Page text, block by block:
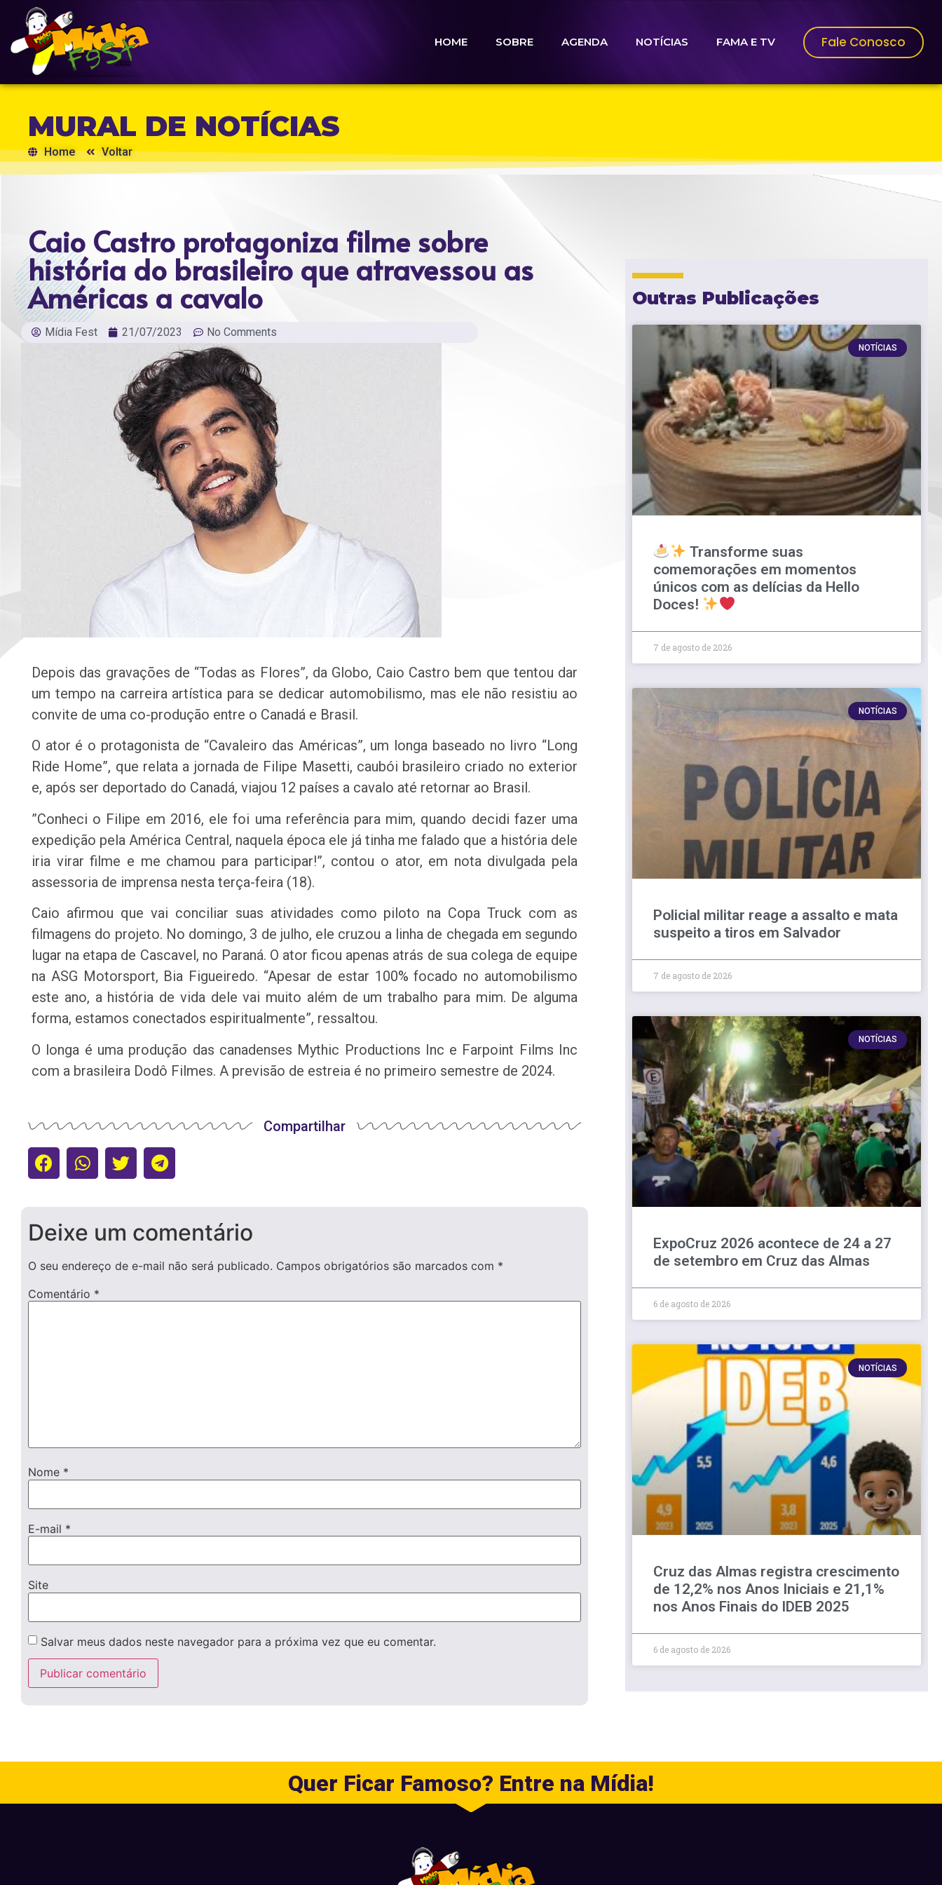
HOME SOBRE AGENDA NOTÍCIAS FAMA E TV Fale Conosco
MURAL DE NOTÍCIAS
Home Voltar
Caio Castro protagoniza filme sobre
história do brasileiro que atravessou as
Américas a cavalo
Mídia Fest 21/07/2023 No Comments
Depois das gravações de “Todas as Flores”, da Globo, Caio Castro bem que tentou dar
um tempo na carreira artística para se dedicar automobilismo, mas ele não resistiu ao
convite de uma co-produção entre o Canadá e Brasil.
O ator é o protagonista de “Cavaleiro das Américas”, um longa baseado no livro “Long
Ride Home”, que relata a jornada de Filipe Masetti, caubói brasileiro criado no exterior
e, após ser deportado do Canadá, viajou 12 países a cavalo até retornar ao Brasil.
”Conheci o Filipe em 2016, ele foi uma referência para mim, quando decidi fazer uma
expedição pela América Central, naquela época ele já tinha me falado que a história dele
iria virar filme e me chamou para participar!”, contou o ator, em nota divulgada pela
assessoria de imprensa nesta terça-feira (18).
Caio afirmou que vai conciliar suas atividades como piloto na Copa Truck com as
filmagens do projeto. No domingo, 3 de julho, ele cruzou a linha de chegada em segundo
lugar na etapa de Cascavel, no Paraná. O ator ficou apenas atrás de sua colega de equipe
na ASG Motorsport, Bia Figueiredo. “Apesar de estar 100% focado no automobilismo
este ano, a história de vida dele vai muito além de um trabalho para mim. De alguma
forma, estamos conectados espiritualmente”, ressaltou.
O longa é uma produção das canadenses Mythic Productions Inc e Farpoint Films Inc
com a brasileira Dodô Filmes. A previsão de estreia é no primeiro semestre de 2024.
Compartilhar
Deixe um comentário
O seu endereço de e-mail não será publicado. Campos obrigatórios são marcados com *
Comentário *
Nome *
E-mail *
Site
Salvar meus dados neste navegador para a próxima vez que eu comentar.
Outras Publicações
NOTÍCIAS
Transforme suas
comemorações em momentos
únicos com as delícias da Hello
Doces!
7 de agosto de 2026
NOTÍCIAS
Policial militar reage a assalto e mata
suspeito a tiros em Salvador
7 de agosto de 2026
NOTÍCIAS
ExpoCruz 2026 acontece de 24 a 27
de setembro em Cruz das Almas
6 de agosto de 2026
NOTÍCIAS
Cruz das Almas registra crescimento
de 12,2% nos Anos Iniciais e 21,1%
nos Anos Finais do IDEB 2025
6 de agosto de 2026
Quer Ficar Famoso? Entre na Mídia!